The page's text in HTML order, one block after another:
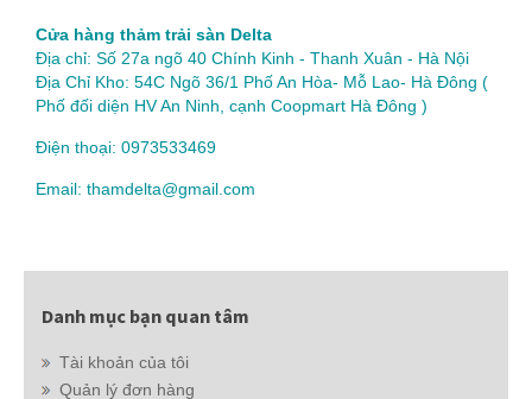
Cửa hàng thảm trải sàn Delta
Địa chỉ: Số 27a ngõ 40 Chính Kinh - Thanh Xuân - Hà Nội
Địa Chỉ Kho: 54C Ngõ 36/1 Phố An Hòa- Mỗ Lao- Hà Đông (
Phố đối diện HV An Ninh, cạnh Coopmart Hà Đông )
Điện thoại: 0973533469
Email: thamdelta@gmail.com
Danh mục bạn quan tâm
Tài khoản của tôi
Quản lý đơn hàng